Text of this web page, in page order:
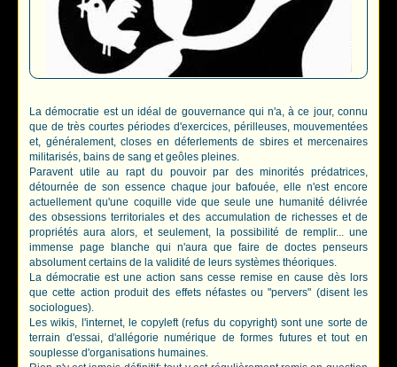
La démocratie est un idéal de gouvernance qui n'a, à ce jour, connu
que de très courtes périodes d'exercices, périlleuses, mouvementées
et, généralement, closes en déferlements de sbires et mercenaires
militarisés, bains de sang et geôles pleines.
Paravent utile au rapt du pouvoir par des minorités prédatrices,
détournée de son essence chaque jour bafouée, elle n'est encore
actuellement qu'une coquille vide que seule une humanité délivrée
des obsessions territoriales et des accumulation de richesses et de
propriétés aura alors, et seulement, la possibilité de remplir... une
immense page blanche qui n'aura que faire de doctes penseurs
absolument certains de la validité de leurs systèmes théoriques.
La démocratie est une action sans cesse remise en cause dès lors
que cette action produit des effets néfastes ou "pervers" (disent les
sociologues).
Les wikis, l'internet, le copyleft (refus du copyright) sont une sorte de
terrain d'essai, d'allégorie numérique de formes futures et tout en
souplesse d'organisations humaines.